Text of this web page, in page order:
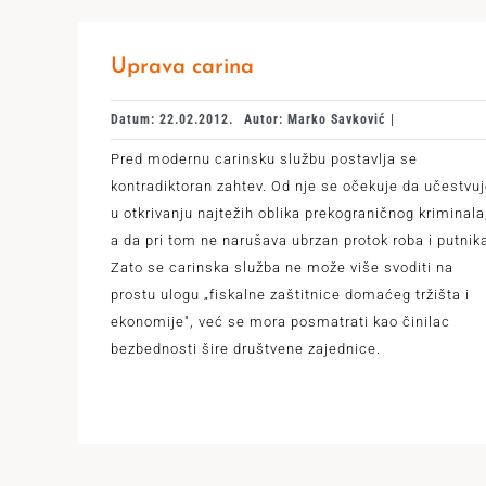
Uprava carina
Datum: 22.02.2012. Autor: Marko Savković |
Pred modernu carinsku službu postavlja se
kontradiktoran zahtev. Od nje se očekuje da
u otkrivanju najtežih oblika prekograničnog kriminala,
a da pri tom ne narušava ubrzan protok roba i putnika.
Zato se carinska služba ne može više svoditi na
prostu ulogu „fiskalne zaštitnice domaćeg tržišta i
ekonomije", već se mora posmatrati kao činilac
bezbednosti šire društvene zajednice.